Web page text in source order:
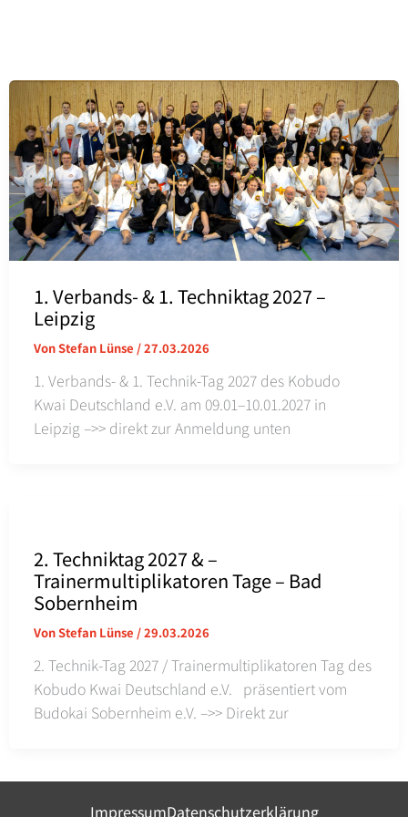
1. Verbands- & 1. Techniktag 2027 –
Leipzig
VonStefan Lünse /27.03.2026
1. Verbands- & 1. Technik-Tag 2027 des Kobudo
Kwai Deutschland e.V. am 09.01–10.01.2027 in
Leipzig –>> direkt zur Anmeldung unten
2. Techniktag 2027 & –
Trainermultiplikatoren Tage – Bad
Sobernheim
VonStefan Lünse /29.03.2026
2. Technik-Tag 2027 / Trainermultiplikatoren Tag des
Kobudo Kwai Deutschland e.V. präsentiert vom
Budokai Sobernheim e.V. –>> Direkt zur
ImpressumDatenschutzerklärung